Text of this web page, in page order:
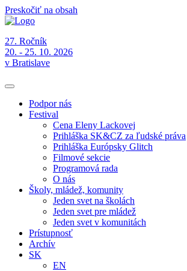
Preskočiť na obsah
27. Ročník
20. - 25. 10. 2026
v Bratislave
Podpor nás
Festival
Cena Eleny Lackovej
Prihláška SK&CZ za ľudské práva
Prihláška Európsky Glitch
Filmové sekcie
Programová rada
O nás
Školy, mládež, komunity
Jeden svet na školách
Jeden svet pre mládež
Jeden svet v komunitách
Prístupnosť
Archív
SK
EN